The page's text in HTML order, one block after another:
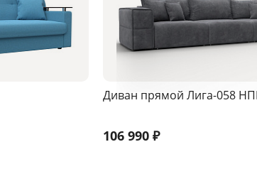
Диван прямой Лига-058
106 990₽